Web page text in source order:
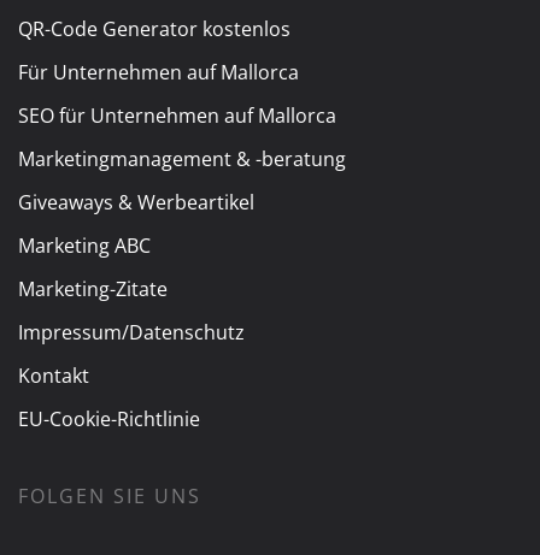
QR-Code Generator kostenlos
Für Unternehmen auf Mallorca
SEO für Unternehmen auf Mallorca
Marketingmanagement & -beratung
Giveaways & Werbeartikel
Marketing ABC
Marketing-Zitate
Impressum/Datenschutz
Kontakt
EU-Cookie-Richtlinie
FOLGEN SIE UNS